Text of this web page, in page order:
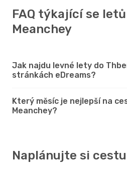
FAQ týkající se
Meanchey
Jak najdu levné lety do
stránkách eDreams?
Který měsíc je nejlepší na
Meanchey?
Naplánujte si cestu